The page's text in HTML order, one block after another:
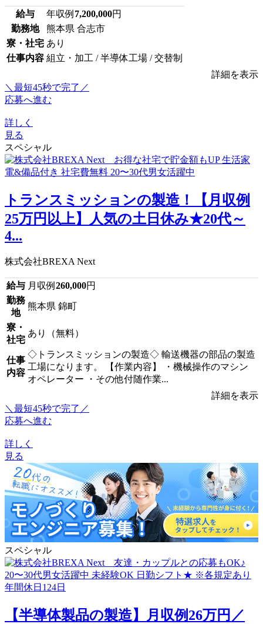
給与 年収例 7,200,000円
勤務地
熊本県 合志市
寮・社宅 あり
仕事内容 組立・加工 / 半導体工場 / 交替制
詳細を表示
＼最短45秒で完了／
応募へ進む
詳しく
見る
スペシャル
トランスミッションの製造！【月収例
25万円以上】人気の土日休み★20代～
4...
株式会社BREXA Next
給与 月収例 260,000円
勤務
地
熊本県 錦町
寮・
社宅
あり（無料）
仕事
内容
◇トランスミッションの製造◇ 輸送機器の部品の製造
工場になります。 【作業内容】 ・機械操作のマシン
オペレーター ・その他付随作業...
詳細を表示
＼最短45秒で完了／
応募へ進む
詳しく
見る
スペシャル
【半導体製品の製造】月収例26万円／